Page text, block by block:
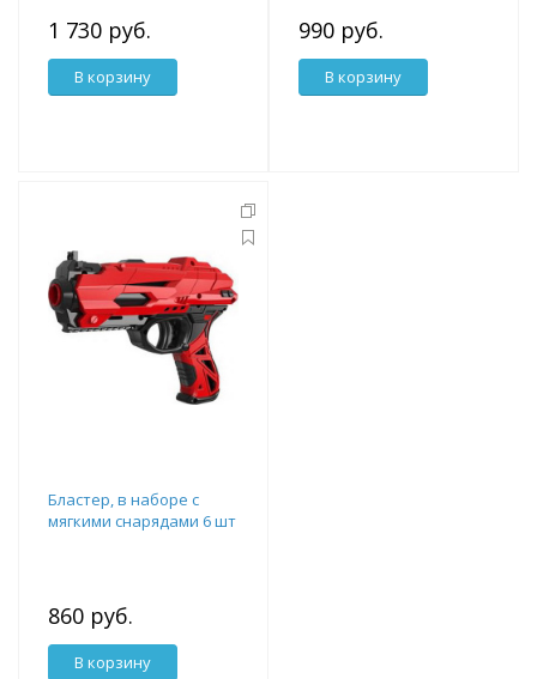
1 730 руб.
В корзину
990 руб.
В корзину
Бластер, в наборе с
мягкими снарядами 6 шт
860 руб.
В корзину